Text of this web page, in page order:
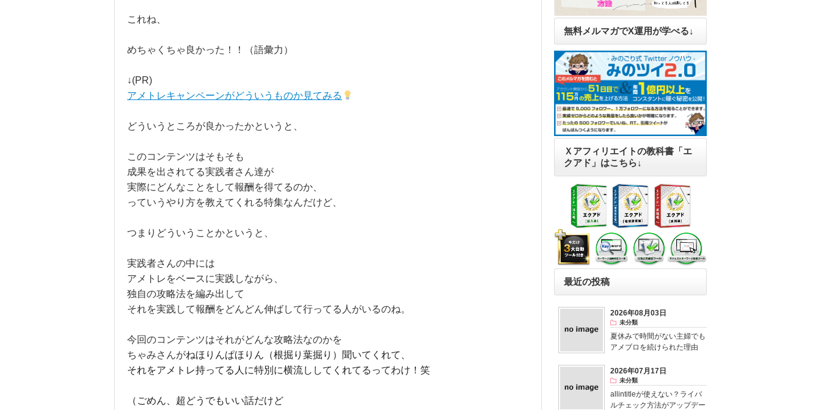
これね、
めちゃくちゃ良かった！！（語彙力）
↓(PR)
アメトレキャンペーンがどういうものか見てみる
どういうところが良かったかというと、
このコンテンツはそもそも
成果を出されてる実践者さん達が
実際にどんなことをして報酬を得てるのか、
っていうやり方を教えてくれる特集なんだけど、
つまりどういうことかというと、
実践者さんの中には
アメトレをベースに実践しながら、
独自の攻略法を編み出して
それを実践して報酬をどんどん伸ばして行ってる人がいるのね。
今回のコンテンツはそれがどんな攻略法なのかを
ちゃみさんがねほりんぱほりん（根掘り葉掘り）聞いてくれて、
それをアメトレ持ってる人に特別に横流ししてくれてるってわけ！笑
（ごめん、超どうでもいい話だけど
無料メルマガでX運用が学べる↓
Ｘアフィリエイトの教科書「エ
クアド」はこちら↓
最近の投稿
2026年08月03日
未分類
夏休みで時間がない主婦でも
アメブロを続けられた理由
2026年07月17日
未分類
allintitleが使えない？ライバ
ルチェック方法がアップデー